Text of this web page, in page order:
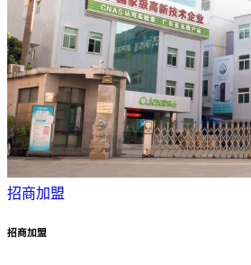
招商加盟
招商加盟